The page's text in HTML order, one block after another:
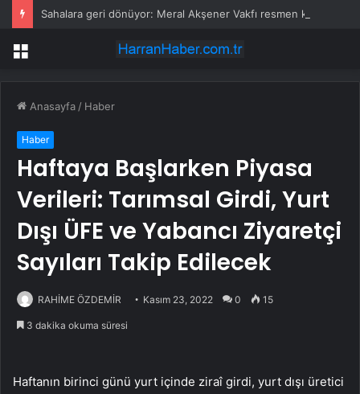
Menü
Anasayfa / Haber
Haber
Haftaya Başlarken Piyasa
Verileri: Tarımsal Girdi, Yurt
Dışı ÜFE ve Yabancı Ziyaretçi
Sayıları Takip Edilecek
RAHİME ÖZDEMİR Kasım 23, 2022 0 15
3 dakika okuma süresi
Haftanın birinci günü yurt içinde ziraî girdi, yurt dışı üretici